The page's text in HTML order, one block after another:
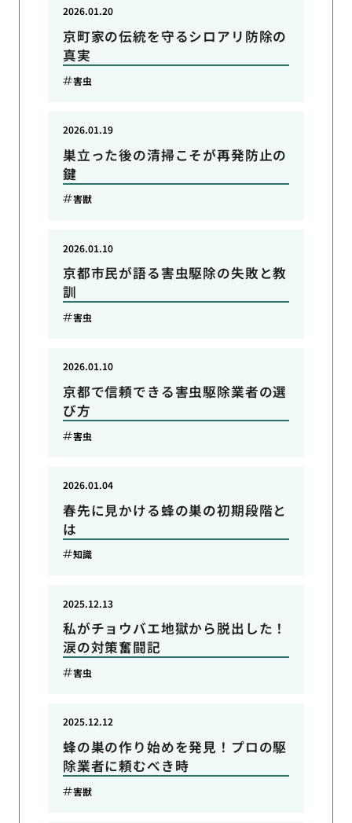
京町家の伝統を守るシロアリ防除の
真実
2026.01.20
害虫
巣立った後の清掃こそが再発防止の
鍵
2026.01.19
害獣
京都市民が語る害虫駆除の失敗と教
訓
2026.01.10
害虫
京都で信頼できる害虫駆除業者の選
び方
2026.01.10
害虫
春先に見かける蜂の巣の初期段階と
は
2026.01.04
知識
私がチョウバエ地獄から脱出した！
涙の対策奮闘記
2025.12.13
害虫
蜂の巣の作り始めを発見！プロの駆
除業者に頼むべき時
2025.12.12
害獣